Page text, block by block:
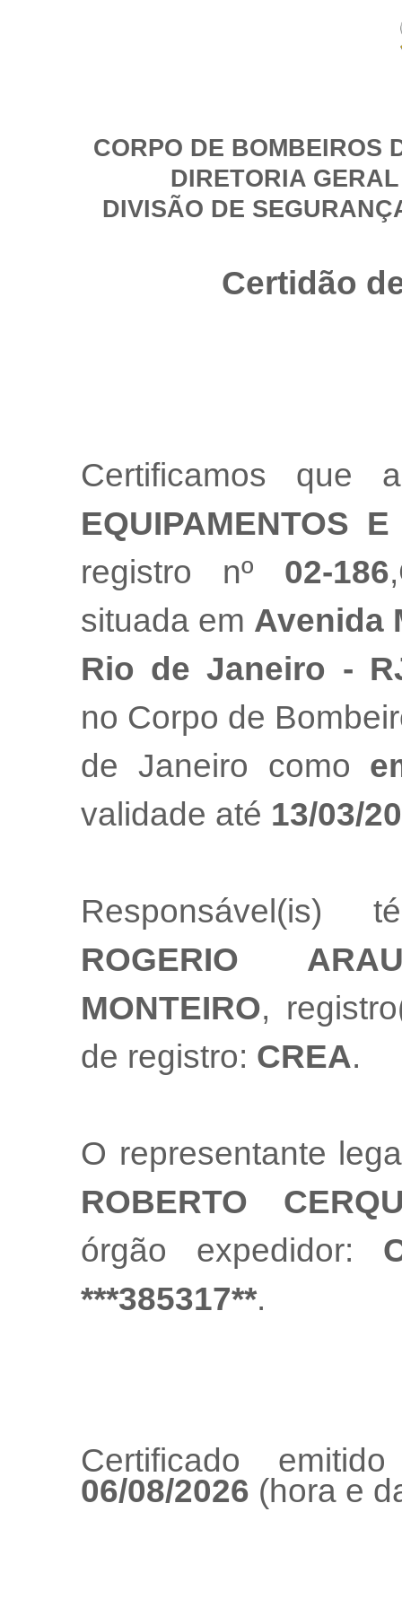
CORPO DE BOMBEIROS
DIRETORIA
DIVISÃO DE
Certidão
Certificamos que
EQUIPAMENTOS
registro nº 02-186
situada em Avenida
Rio de Janeiro -
no Corpo de
de Janeiro como
validade até 13/03/
Responsável(is)
ROGERIO
MONTEIRO,
de registro: CREA.
O representante
ROBERTO
órgão expedidor:
***385317**.
Certificado
06/08/2026 (hora e